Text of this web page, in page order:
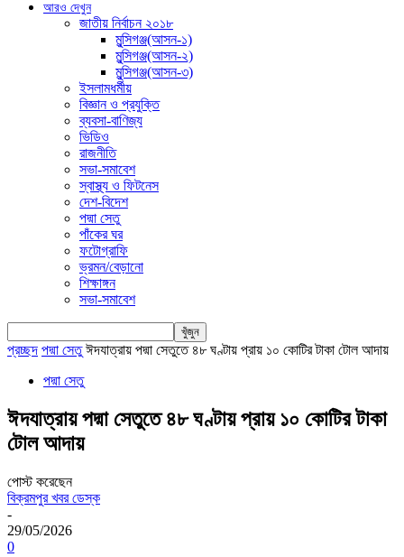
আরও দেখুন
জাতীয় নির্বাচন ২০১৮
মুন্সিগঞ্জ(আসন-১)
মুন্সিগঞ্জ(আসন-২)
মুন্সিগঞ্জ(আসন-৩)
ইসলামধর্মীয়
বিজ্ঞান ও প্রযুক্তি
ব্যবসা-বাণিজ্য
ভিডিও
রাজনীতি
সভা-সমাবেশ
স্বাস্থ্য ও ফিটনেস
দেশ-বিদেশ
পদ্মা সেতু
পাঁকের ঘর
ফটোগ্রাফি
ভ্রমন/বেড়ানো
শিক্ষাঙ্গন
সভা-সমাবেশ
প্রচ্ছদ পদ্মা সেতু ঈদযাত্রায় পদ্মা সেতুতে ৪৮ ঘণ্টায় প্রায় ১০ কোটির টাকা টোল আদায়
পদ্মা সেতু
ঈদযাত্রায় পদ্মা সেতুতে ৪৮ ঘণ্টায় প্রায় ১০ কোটির টাকা
টোল আদায়
পোস্ট করেছেন
বিক্রমপুর খবর ডেস্ক
-
29/05/2026
0